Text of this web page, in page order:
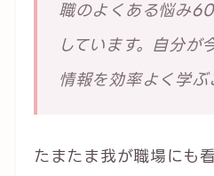
職のよくある悩み
しています。自分が
情報を効率よく学ぶ
たまたま我が職場にも